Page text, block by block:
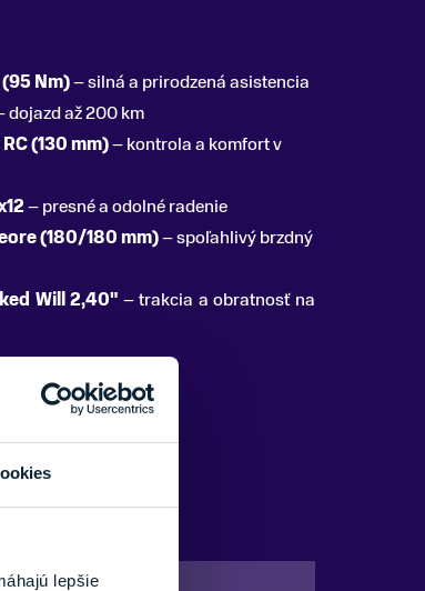
lepšie
Nm)– silná a prirodzená asistencia
dojazd až 200 km
(130 mm)– kontrola a komfort v
– presné a odolné radenie
(180/180 mm)– spoľahlivý brzdný
Will 2,40" – trakcia a obratnosť na